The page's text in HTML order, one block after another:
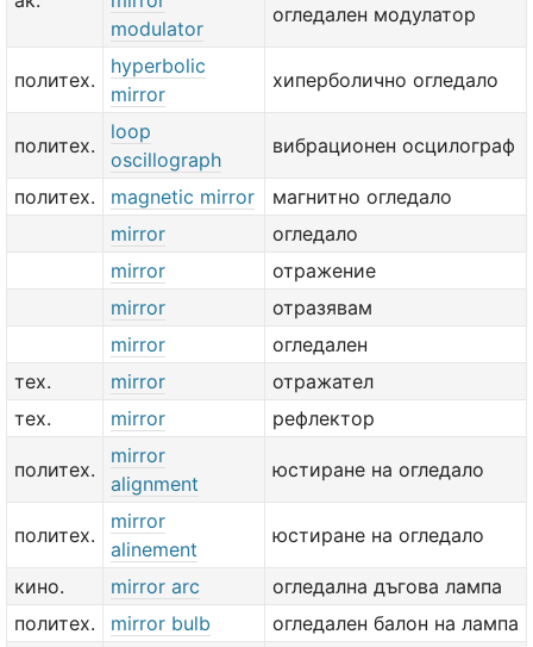
modulator
огледален модулатор
политех.
hyperbolic
mirror
хиперболично огледало
политех.
loop
oscillograph
вибрационен осцилограф
политех. magnetic mirror
магнитно огледало
mirror
огледало
mirror
отражение
mirror
отразявам
mirror
огледален
тех.
mirror
отражател
тех.
mirror рефлектор
политех.
mirror
alignment
юстиране на огледало
политех.
mirror
alinement
юстиране на огледало
кино. mirror arc
огледална дъгова лампа
политех.
mirror bulb
огледален балон на лампа